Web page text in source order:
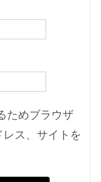
ためブラウザ
ス、サイトを